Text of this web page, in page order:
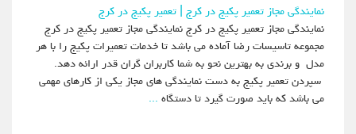
نمایندگی مجاز تعمیر پکیج در کرج | تعمیر پکیج در کرج
نمایندگی مجاز تعمیر پکیج در کرج نمایندگی مجاز تعمیر پکیج در کرج
مجموعه تاسیسات رضا آماده می باشد تا خدمات تعمیرات پکیج را با هر
مدل و برندی به بهترین نحو به شما کاربران گران قدر ارائه دهد.
سپردن تعمیر پکیج به دست نمایندگی های مجاز یکی از کارهای مهمی
می باشد که باید صورت گیرد تا دستگاه...